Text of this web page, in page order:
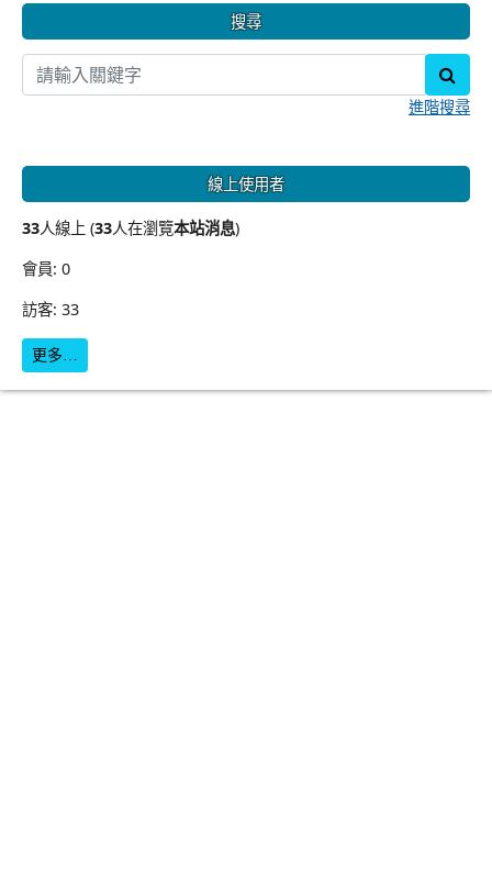
搜尋
進階搜尋
線上使用者
33人線上 (33人在瀏覽本站消息)
會員: 0
訪客: 33
更多…